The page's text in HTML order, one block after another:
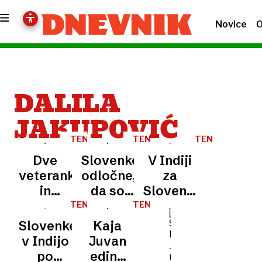
Novice
DALILA
JAKUPOVIĆ
TENIS
Dve
veteranki
in
mladinka
na
glavnem
turnirju
TENIS
Slovenke
odločne,
da so
pripravljene
na
Nizozemke
in
TENIS
V Indiji
za
Slovenke
lepo
poskrbljeno
TENIS
Slovenke
v Indijo
po
TENIS
Kaja
Juvan
edina